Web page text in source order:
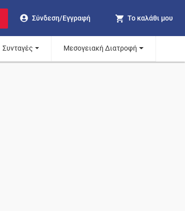
Σύνδεση/Εγγραφή Το καλάθι μου
Συνταγές Μεσογειακή Διατροφή